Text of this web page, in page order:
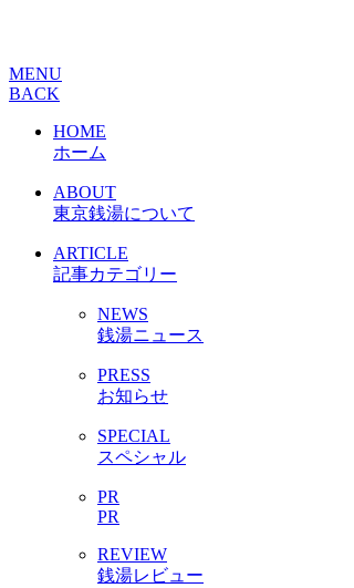
MENU
BACK
HOME
ホーム
ABOUT
東京銭湯について
ARTICLE
記事カテゴリー
NEWS
銭湯ニュース
PRESS
お知らせ
SPECIAL
スペシャル
PR
PR
REVIEW
銭湯レビュー